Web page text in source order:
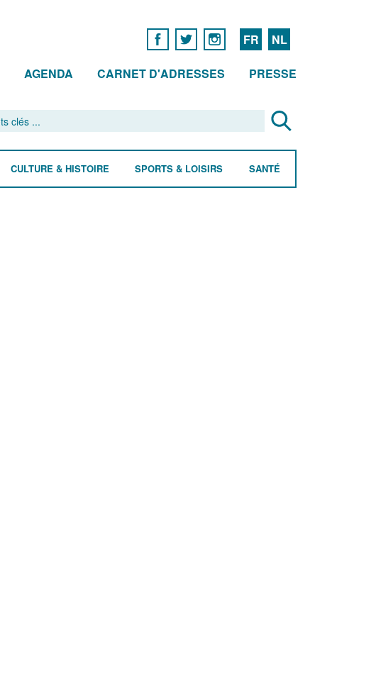
FR NL
AGENDA CARNET D'ADRESSES PRESSE
CULTURE & HISTOIRE SPORTS & LOISIRS SANTÉ